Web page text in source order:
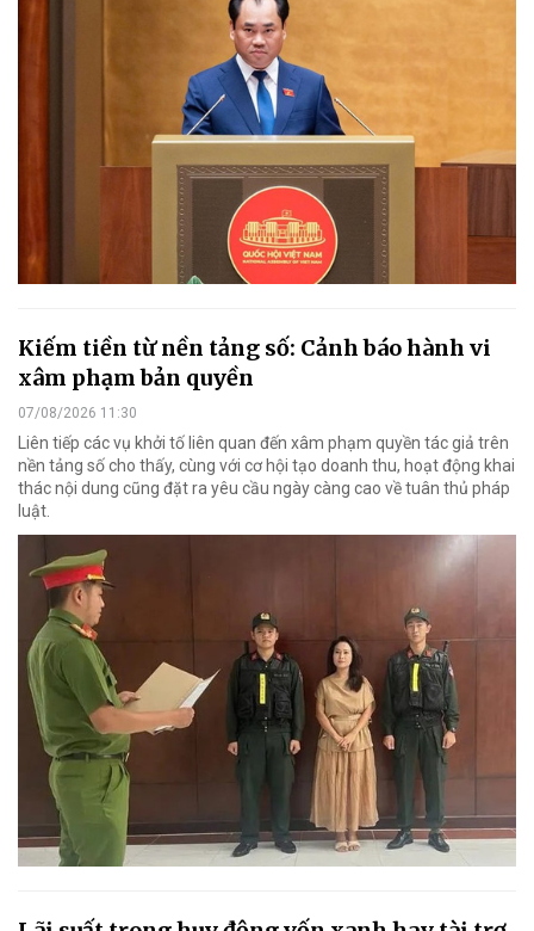
Kiếm tiền từ nền tảng số: Cảnh báo hành vi
xâm phạm bản quyền
07/08/2026 11:30
Liên tiếp các vụ khởi tố liên quan đến xâm phạm quyền tác giả trên
nền tảng số cho thấy, cùng với cơ hội tạo doanh thu, hoạt động khai
thác nội dung cũng đặt ra yêu cầu ngày càng cao về tuân thủ pháp
luật.